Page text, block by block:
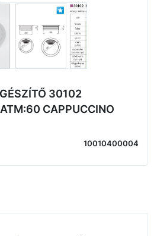
30102
CAPPUCCINO
10010400004